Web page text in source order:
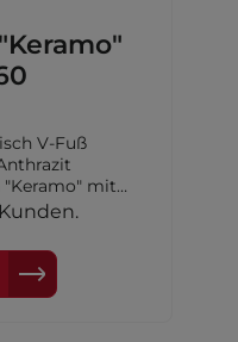
V-Fuß
"Keramo" mit
Keramik,